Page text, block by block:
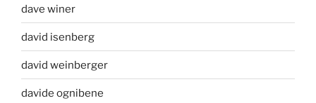
dave winer
david isenberg
david weinberger
davide ognibene